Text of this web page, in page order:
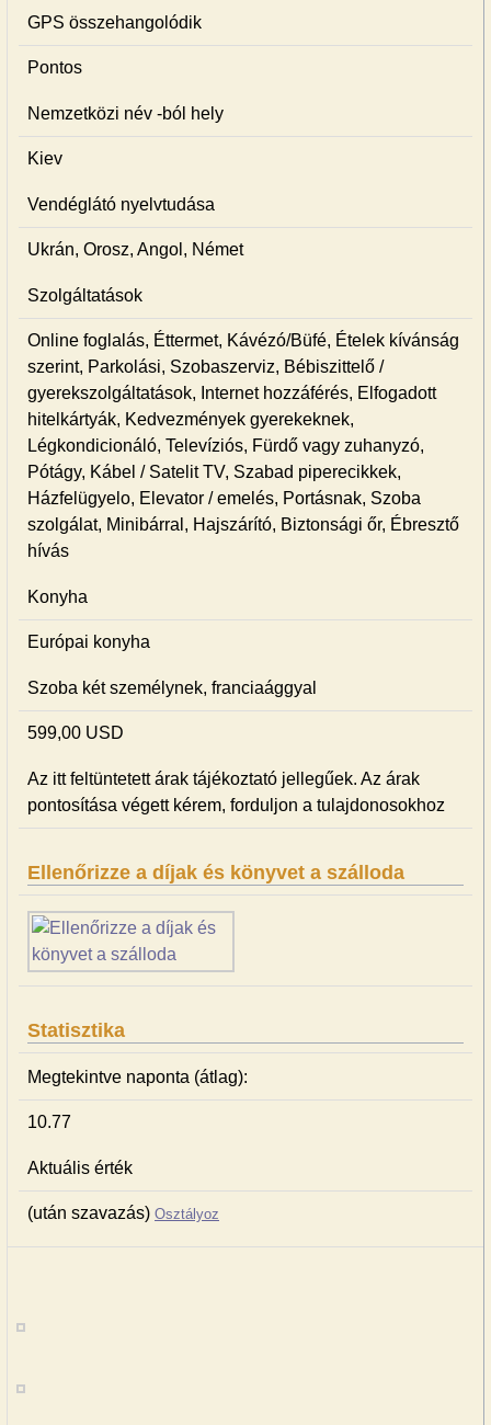
GPS összehangolódik
Pontos
Nemzetközi név -ból hely
Kiev
Vendéglátó nyelvtudása
Ukrán, Orosz, Angol, Német
Szolgáltatások
Online foglalás, Éttermet, Kávézó/Büfé, Ételek kívánság
szerint, Parkolási, Szobaszerviz, Bébiszittelő /
gyerekszolgáltatások, Internet hozzáférés, Elfogadott
hitelkártyák, Kedvezmények gyerekeknek,
Légkondicionáló, Televíziós, Fürdő vagy zuhanyzó,
Pótágy, Kábel / Satelit TV, Szabad piperecikkek,
Házfelügyelo, Elevator / emelés, Portásnak, Szoba
szolgálat, Minibárral, Hajszárító, Biztonsági őr, Ébresztő
hívás
Konyha
Európai konyha
Szoba két személynek, franciaággyal
599,00 USD
Az itt feltüntetett árak tájékoztató jellegűek. Az árak
pontosítása végett kérem, forduljon a tulajdonosokhoz
Ellenőrizze a díjak és könyvet a szálloda
Statisztika
Megtekintve naponta (átlag):
10.77
Aktuális érték
(után szavazás) Osztályoz